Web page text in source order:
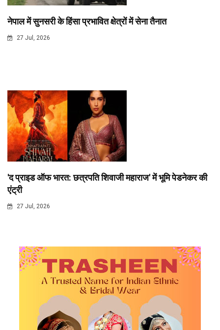
नेपाल में सुनसरी के हिंसा प्रभावित क्षेत्रों में सेना तैनात
27 Jul, 2026
'द प्राइड ऑफ भारत: छत्रपति शिवाजी महाराज' में भूमि पेडनेकर की
एंट्री
27 Jul, 2026